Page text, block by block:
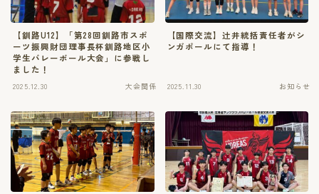
【釧路U12】「第28回釧路市スポ
ーツ振興財団理事長杯釧路地区小
学生バレーボール大会」に参戦し
ました！
2025.12.30 大会関係
【国際交流】辻井統括責任者がシ
ンガポールにて指導！
2025.11.30 お知らせ